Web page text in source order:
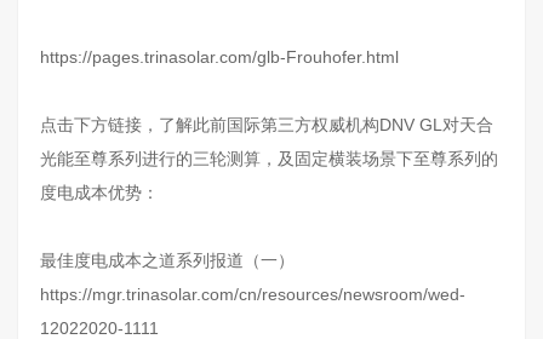
https://pages.trinasolar.com/glb-Frouhofer.html
点击下方链接，了解此前国际第三方权威机构DNV GL对天合
光能至尊系列进行的三轮测算，及固定横装场景下至尊系列的
度电成本优势：
最佳度电成本之道系列报道（一）
https://mgr.trinasolar.com/cn/resources/newsroom/wed-
12022020-1111